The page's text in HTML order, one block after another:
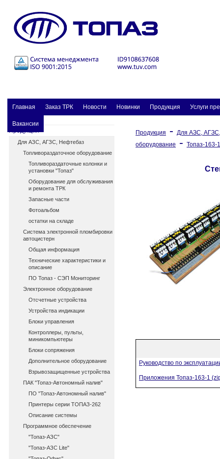
Главная Заказ ТPК Новости Новинки Продукция Услуги
Вакансии
Продукция
Для АЗС, АГЗС, Нефтебаз
Топливораздаточное оборудование
Топливораздаточные колонки и
установки "Топаз"
Оборудование для обслуживания
и ремонта ТРК
Запасные части
Фотоальбом
остатки на складе
Система электронной пломбировки
автоцистерн
Общая информация
Технические характеристики и
описание
ПО Топаз - СЭП Мониторинг
Электронное оборудование
Отсчетные устройства
Устройства индикации
Блоки управления
Контроллеры, пульты,
миникомпьютеры
Блоки сопряжения
Дополнительное оборудование
Взрывозащищенные устройства
ПАК "Топаз-Автономный налив"
ПО "Топаз-Автономный налив"
Принтеры серии ТОПАЗ-262
Описание системы
Программное обеспечение
"Топаз-АЗС"
"Топаз-АЗС Lite"
Продукция - Для АЗС,
оборудование
- Топаз-163-1
Руководство по
Приложения Топаз-163-1